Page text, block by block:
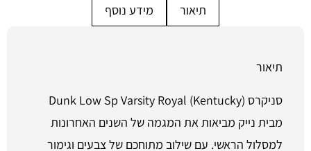
תיאור מידע נוסף
תיאור
סניקרס Dunk Low Sp Varsity Royal (Kentucky)
מבית נייק מביאות את המגמה של השנים האחרונות
למסלול הראשי. עם שילוב מתוחכם של צבעים וגימור